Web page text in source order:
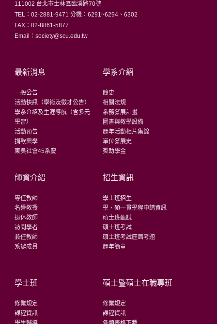
111002 台北市士林區臨溪路70號
TEL：02-2881-9471 分機：6291~6294、6302
FAX：02-8861-5877
Email：society@scu.edu.tw
最新消息
一般公告
活動快訊（學術及徵才公告）
學系介紹及生涯導航（含多元
學習）
活動預告
捐款興學
東吳社會45系慶
學系介紹
簡史
相關法規
系務發展計畫
圖書與教學設備
歷年活動相片集錦
單位發展史
獎助學金
師資介紹
專任教師
名譽教授
退休教師
訪問學者
兼任教師
系辦成員
招生資訊
學士班招生
學、碩一貫學程申請資訊
碩士班甄試
碩士班考試
碩士班考試歷屆考題
歷年簡章
學士班
修業規定
課程資訊
碩士暨碩士在職專班
修業規定
課程資訊